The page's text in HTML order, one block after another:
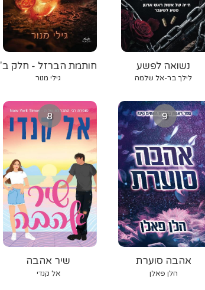
חותמת הברזל - חלק ב'
גילי מנור
נשואה לפשע
לילך בר-אל שלמה
8
שיר אהבה
אל קנדי
9
אהבה סוערת
הלן פאלן